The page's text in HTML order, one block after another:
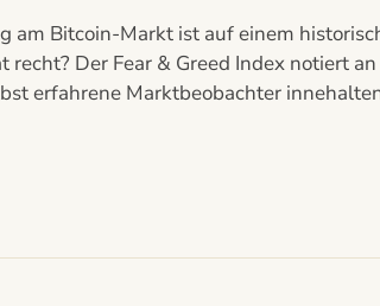
am Bitcoin-Markt ist auf einem
Der Fear & Greed Index notiert
erfahrene Marktbeobachter